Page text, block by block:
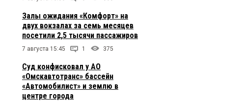
Залы ожидания «Комфорт» на
двух вокзалах за семь месяцев
посетили 2,5 тысячи пассажиров
7 августа 15:45 1 375
Суд конфисковал у АО
«Омскавтотранс» бассейн
«Автомобилист» и землю в
центре города